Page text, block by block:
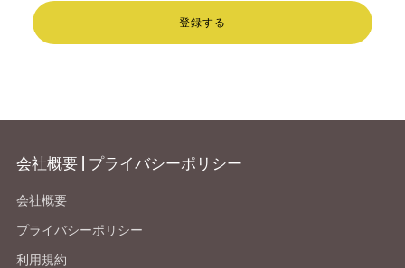
登録する
会社概要 | プライバシーポリシー
会社概要
プライバシーポリシー
利用規約